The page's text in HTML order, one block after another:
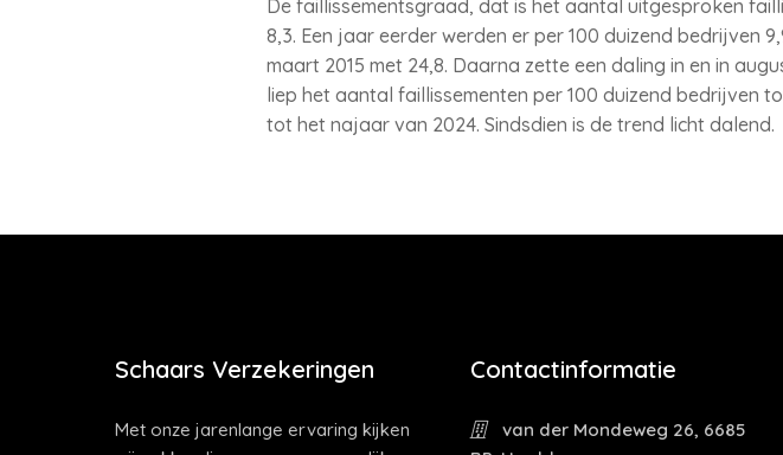
De faillissementsgraad, dat is het aantal uitgesproken
8,3. Een jaar eerder werden er per 100 duizend bedrijven
maart 2015 met 24,8. Daarna zette een daling in en in
liep het aantal faillissementen per 100 duizend bedrijven
tot het najaar van 2024. Sindsdien is de trend licht dalend.
Schaars Verzekeringen
Met onze jarenlange ervaring kijken
Contactinformatie
van der Mondeweg 26, 6685